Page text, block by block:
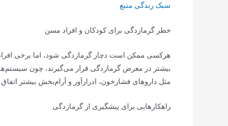
سبک رندگی منبع
خطر گرمازدگی برای کودکان و افراد مسن
بیشتر در معرض گرمازدگی قرار می‌گیرند، چون
مثل دارو‌های فشارخون، ادرارآور و آرام‌بخش بیشتر
راهکار‌هایی برای پیشگیری از گرمازدگی